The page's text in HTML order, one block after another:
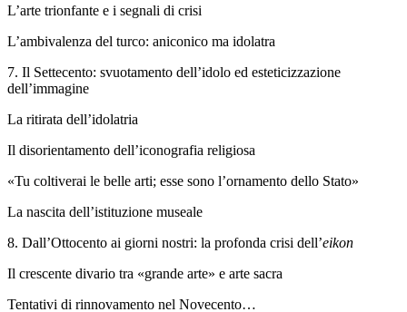
L’arte trionfante e i segnali di crisi
L’ambivalenza del turco: aniconico ma idolatra
7. Il Settecento: svuotamento dell’idolo ed esteticizzazione
dell’immagine
La ritirata dell’idolatria
Il disorientamento dell’iconografia religiosa
«Tu coltiverai le belle arti; esse sono l’ornamento dello Stato»
La nascita dell’istituzione museale
8. Dall’Ottocento ai giorni nostri: la profonda crisi dell’eikon
Il crescente divario tra «grande arte» e arte sacra
Tentativi di rinnovamento nel Novecento…